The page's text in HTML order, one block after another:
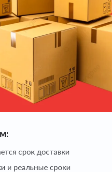
срок доставки
и реальные сроки